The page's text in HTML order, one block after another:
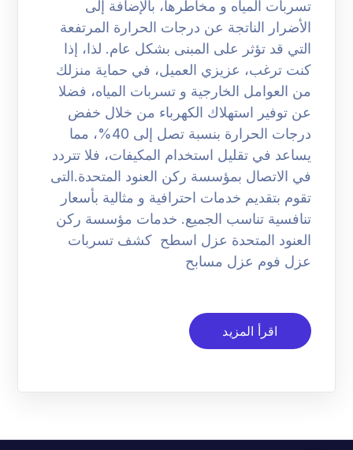
تسربات المياه و مخاطرها، بالإضافة إلى
الأضرار الناتجة عن درجات الحرارة المرتفعة
التي قد تؤثر على المبنى بشكل عام. لذا، إذا
كنت ترغب، عزيزي العميل، في حماية منزلك
من العوامل الخارجية و تسربات المياه، فضلا
عن توفير استهلاك الكهرباء من خلال خفض
درجات الحرارة بنسبة تصل إلى 40%، مما
يساعد في تقليل استخدام المكيفات، فلا تتردد
في الاتصال بمؤسسة ركن العنود المتحدة.التى
تقوم بتقديم خدمات احترافية و مثالية بأسعار
تنافسية تناسب الجميع. خدمات مؤسسة ركن
العنود المتحدة عزل اسطح كشف تسربات
عزل فوم عزل مسابح
اقرأ المزيد